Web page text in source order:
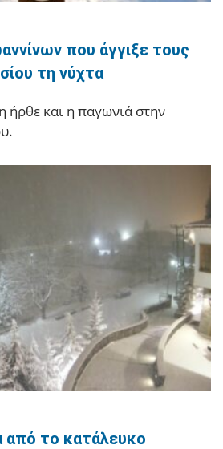
που άγγιξε τους
τη νύχτα
ήρθε και η παγωνιά στην
από το κατάλευκο